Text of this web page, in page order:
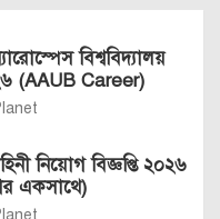
বিশ্ববিদ্যালয়
(AAUB Career)
নিয়োগ বিজ্ঞপ্তি ২০২৬
একসাথে)